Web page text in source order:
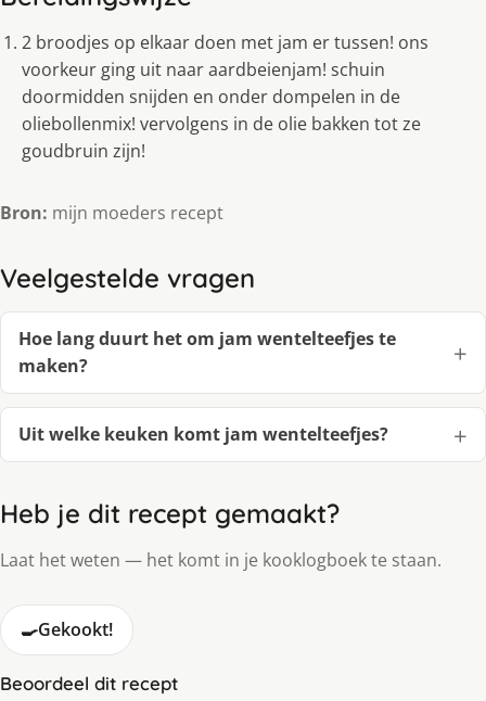
2 broodjes op elkaar doen met jam er tussen! ons
voorkeur ging uit naar aardbeienjam! schuin
doormidden snijden en onder dompelen in de
oliebollenmix! vervolgens in de olie bakken tot ze
goudbruin zijn!
Bron: mijn moeders recept
Veelgestelde vragen
Hoe lang duurt het om jam wentelteefjes te
maken?
Uit welke keuken komt jam wentelteefjes?
Heb je dit recept gemaakt?
Laat het weten — het komt in je kooklogboek te staan.
🍳Gekookt!
Beoordeel dit recept